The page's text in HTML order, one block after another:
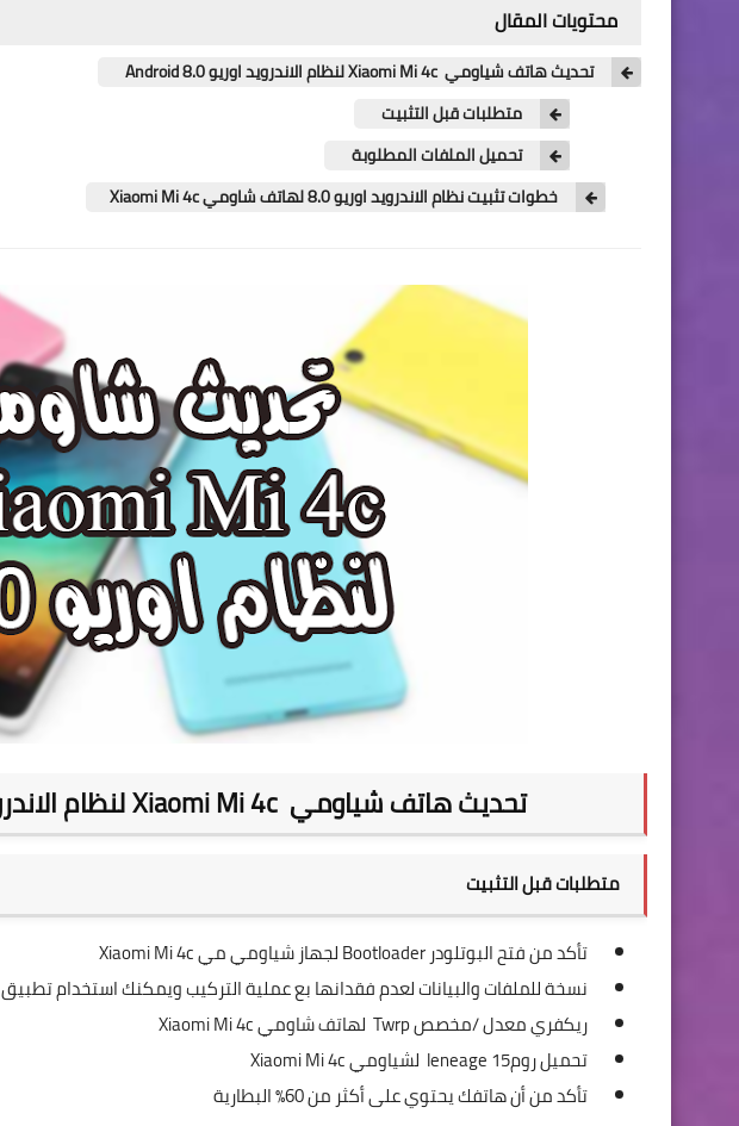
محتويات المقال
تحديث هاتف شياومي Xiaomi Mi 4c لنظام الاندرويد اوريو Android 8.0
متطلبات قبل التثبيت
تحميل الملفات المطلوبة
خطوات تثبيت نظام الاندرويد اوريو 8.0 لهاتف شاومي Xiaomi Mi 4c
تحديث هاتف شياومي Xiaomi Mi 4c لنظام الاندرويد اوريو Android 8.0
متطلبات قبل التثبيت
تأكد من فتح البوتلودر Bootloader لجهاز شياومي مي
Xiaomi Mi 4c
نسخة للملفات والبيانات لعدم فقدانها بع عملية التركيب ويمكنك استخدام تطبيق
ريكفري معدل /مخصص Twrp لهاتف شاومي Xiaomi Mi 4c
تحميل رومleneage 15 لشياومي Xiaomi Mi 4c
تأكد من أن هاتفك يحتوي على أكثر من 60٪ البطارية